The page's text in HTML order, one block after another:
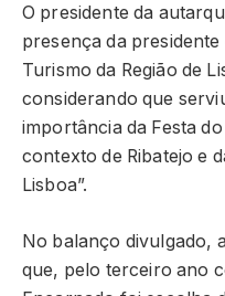
O presidente da
presença da presidente
Turismo da Região de
considerando que
importância da Festa
contexto de Ribatejo e
Lisboa”.
No balanço divulgado,
que, pelo terceiro ano